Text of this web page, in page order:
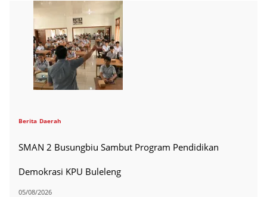
Berita Daerah
SMAN 2 Busungbiu Sambut Program Pendidikan
Demokrasi KPU Buleleng
05/08/2026